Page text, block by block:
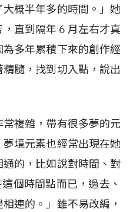
概半年多的時間。」她
直到隔年 6 月左右才真
多年累積下來的創作經
髓，找到切入點，說出
常複雜，帶有很多夢的元
境元素也經常出現在她
的，比如說對時間、對
個時間點而已，過去、
連的。」雖不易改編，